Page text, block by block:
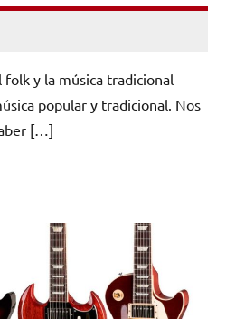
y la música tradicional
popular y tradicional. Nos
[…]